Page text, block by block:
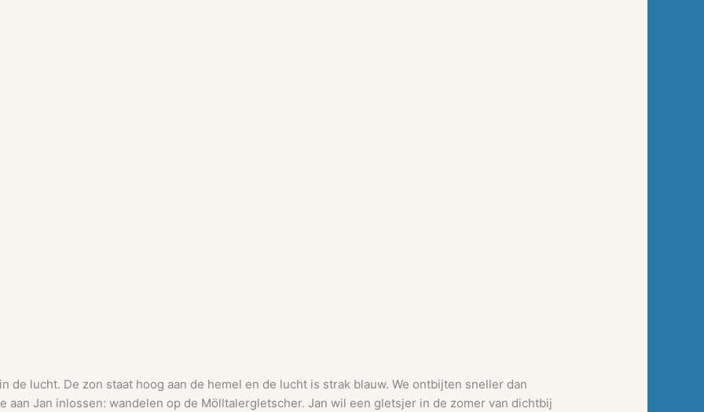
de lucht. De zon staat hoog aan de hemel en de lucht is strak blauw. We ontbijten sneller dan
aan Jan inlossen: wandelen op de Mölltalergletscher. Jan wil een gletsjer in de zomer van dichtbij